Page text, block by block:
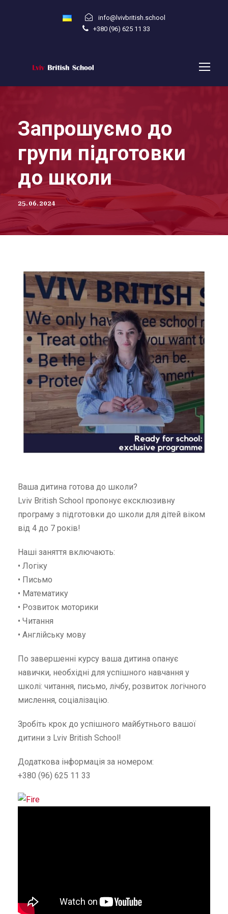
info@lvivbritish.school
+380 (96) 625 11 33
Запрошуємо до
групи підготовки
до школи
25.06.2024
Ваша дитина готова до школи?
Lviv British School пропонує ексклюзивну
програму з підготовки до школи для дітей віком
від 4 до 7 років!
Наші заняття включають:
• Логіку
• Письмо
• Математику
• Розвиток моторики
• Читання
• Англійську мову
По завершенні курсу ваша дитина опанує
навички, необхідні для успішного навчання у
школі: читання, письмо, лічбу, розвиток логічного
мислення, соціалізацію.
Зробіть крок до успішного майбутнього вашої
дитини з Lviv British School!
Додаткова інформація за номером:
+380 (96) 625 11 33